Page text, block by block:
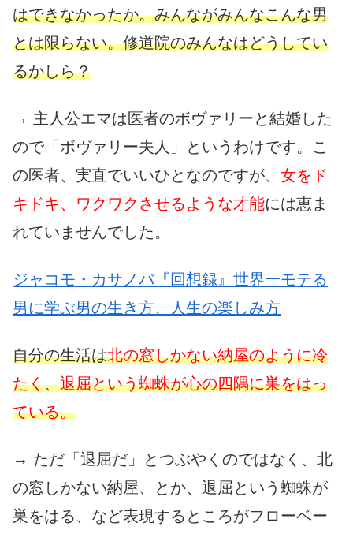
はできなかったか。みんながみんなこんな男
とは限らない。修道院のみんなはどうしてい
るかしら？
→ 主人公エマは医者のボヴァリーと結婚した
ので「ボヴァリー夫人」というわけです。こ
の医者、実直でいいひとなのですが、 女をド
キドキ、ワクワクさせるような才能には恵ま
れていませんでした。
ジャコモ・カサノバ『回想録』世界一モテる
男に学ぶ男の生き方、人生の楽しみ方
自分の生活は北の窓しかない納屋のように冷
たく、退屈という蜘蛛が心の四隅に巣をはっ
ている。
→ ただ「退屈だ」とつぶやくのではなく、北
の窓しかない納屋、とか、退屈という蜘蛛が
巣をはる、など表現するところがフローベー